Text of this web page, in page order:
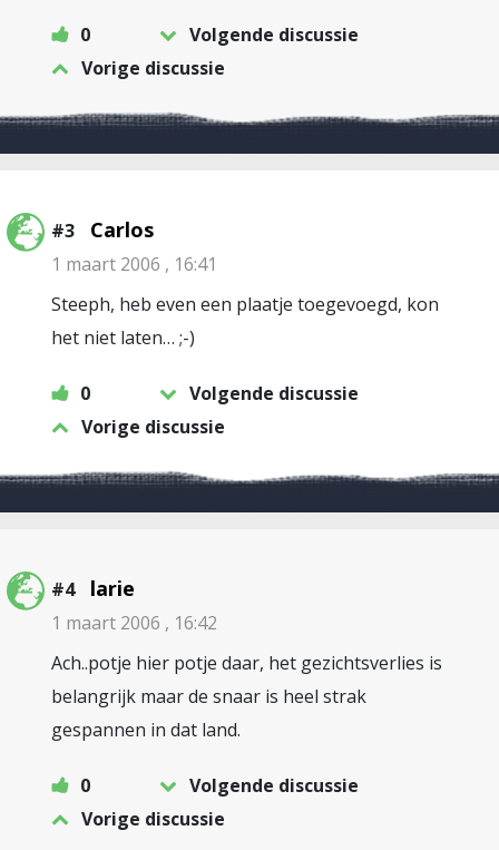
0
Volgende discussie
Vorige discussie
#3 Carlos
1 maart 2006 , 16:41
Steeph, heb even een plaatje toegevoegd, kon
het niet laten… ;-)
0
Volgende discussie
Vorige discussie
#4 larie
1 maart 2006 , 16:42
Ach..potje hier potje daar, het gezichtsverlies is
belangrijk maar de snaar is heel strak
gespannen in dat land.
0
Volgende discussie
Vorige discussie